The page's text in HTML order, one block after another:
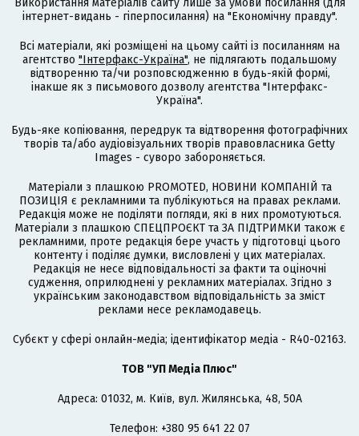
інтернет-видань - гіперпосилання) на "Економічну правду".
Всі матеріали, які розміщені на цьому сайті із посиланням на
агентство "Інтерфакс-Україна", не підлягають подальшому
відтворенню та/чи розповсюдженню в будь-якій формі,
інакше як з письмового дозволу агентства "Інтерфакс-
Україна".
Будь-яке копіювання, передрук та відтворення фотографічних
творів та/або аудіовізуальних творів правовласника Getty
Images - суворо забороняється.
Матеріали з плашкою PROMOTED, НОВИНИ КОМПАНІЙ та
ПОЗИЦІЯ є рекламними та публікуються на правах реклами.
Редакція може не поділяти погляди, які в них промотуються.
Матеріали з плашкою СПЕЦПРОЄКТ та ЗА ПІДТРИМКИ також є
рекламними, проте редакція бере участь у підготовці цього
контенту і поділяє думки, висловлені у цих матеріалах.
Редакція не несе відповідальності за факти та оціночні
судження, оприлюднені у рекламних матеріалах. Згідно з
українським законодавством відповідальність за зміст
реклами несе рекламодавець.
Cубєкт у сфері онлайн-медіа; ідентифікатор медіа - R40-02163.
ТОВ "УП Медіа Плюс"
Адреса: 01032, м. Київ, вул. Жилянська, 48, 50А
Телефон: +380 95 641 22 07